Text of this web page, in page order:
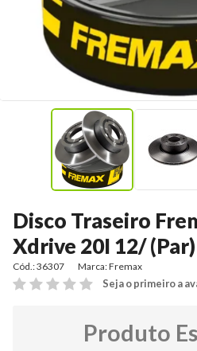
Disco Traseiro
Xdrive 20I 12/
Cód.: 36307 Marca:Fremax
Seja o primeiro a
Produto